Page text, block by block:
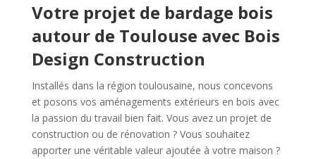
Votre projet de bardage bois
autour de Toulouse avec Bois
Design Construction
Installés dans la région toulousaine, nous concevons
et posons vos aménagements extérieurs en bois avec
la passion du travail bien fait. Vous avez un projet de
construction ou de rénovation ? Vous souhaitez
apporter une véritable valeur ajoutée à votre maison ?